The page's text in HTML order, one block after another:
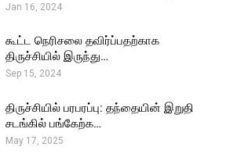
Jan 16, 2024
கூட்ட நெரிசலை தவிர்ப்பதற்காக
திருச்சியில் இருந்து…
Sep 15, 2024
திருச்சியில் பரபரப்பு: தந்தையின் இறுதி
சடங்கில் பங்கேற்க…
May 17, 2025